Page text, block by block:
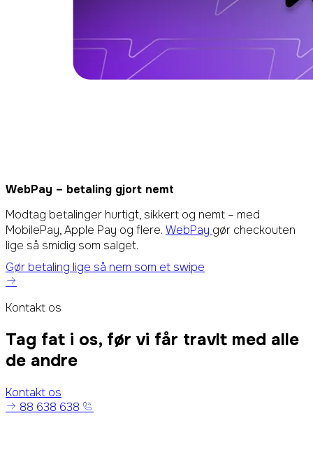
WebPay – betaling gjort nemt
Modtag betalinger hurtigt, sikkert og nemt – med
MobilePay, Apple Pay og flere. WebPay gør checkouten
lige så smidig som salget.
Gør betaling lige så nem som et swipe
Kontakt os
Tag fat i os, før vi får travlt med alle
de andre
Kontakt os
88 638 638